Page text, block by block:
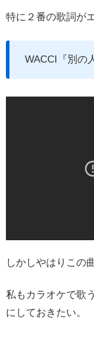
特に２番の歌詞が
WACCI『別の
しかしやはりこの
私もカラオケで歌
にしておきたい。